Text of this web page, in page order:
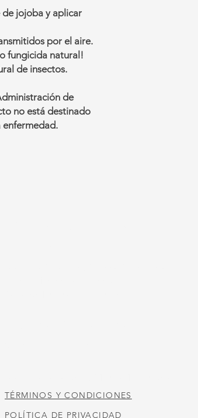
jojoba y aplicar
por el aire.
fungicida natural!
de insectos.
de
no está destinado
enfermedad.
TÉRMINOS Y CONDICIONES
POLÍTICA DE PRIVACIDAD